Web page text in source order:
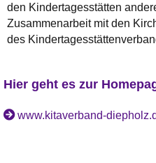
den Kindertagesstätten
Zusammenarbeit mit den
des
Hier geht es zur
www.kitaverband-